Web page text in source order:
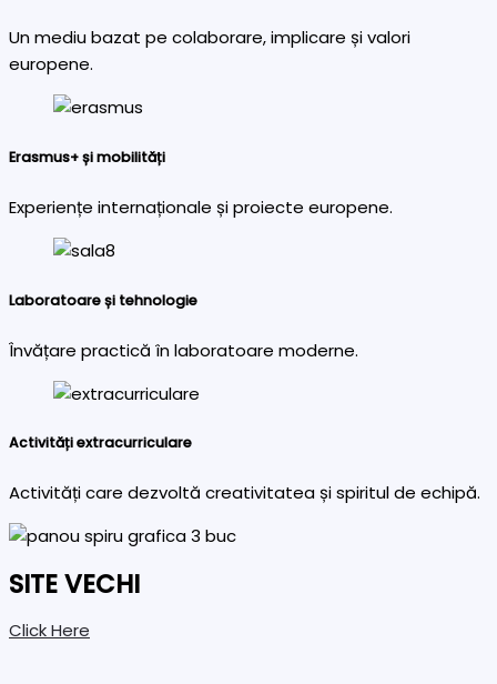
Un mediu bazat pe colaborare, implicare și valori
europene.
Erasmus+ și mobilități
Experiențe internaționale și proiecte europene.
Laboratoare și tehnologie
Învățare practică în laboratoare moderne.
Activități extracurriculare
Activități care dezvoltă creativitatea și spiritul de echipă.
SITE VECHI
Click Here